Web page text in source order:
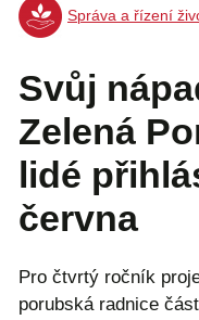
Správa a řízení
Svůj
Zelená
lidé
června
Pro čtvrtý ročník
porubská radnice